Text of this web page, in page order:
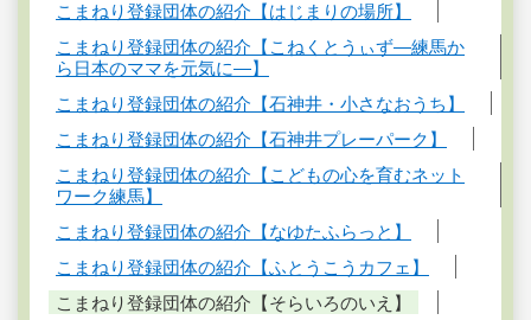
こまねり登録団体の紹介【はじまりの場所】
こまねり登録団体の紹介【こねくとうぃず―練馬か
ら日本のママを元気に―】
こまねり登録団体の紹介【石神井・小さなおうち】
こまねり登録団体の紹介【石神井プレーパーク】
こまねり登録団体の紹介【こどもの心を育むネット
ワーク練馬】
こまねり登録団体の紹介【なゆたふらっと】
こまねり登録団体の紹介【ふとうこうカフェ】
こまねり登録団体の紹介【そらいろのいえ】